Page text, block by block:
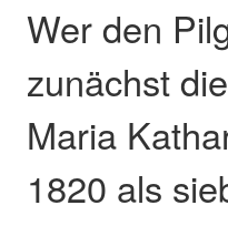
Wer den
zunächst
Maria
1820 als